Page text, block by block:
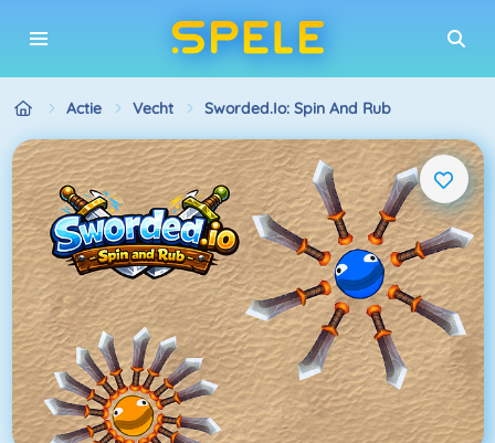
Actie Vecht Sworded.io: Spin And Rub